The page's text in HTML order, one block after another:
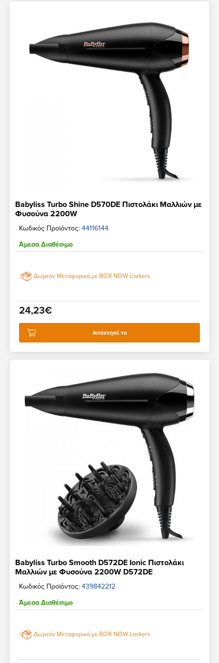
Babyliss Turbo Shine D570DE Πιστολάκι Μαλλιών με
Φυσούνα 2200W
Κωδικός Προϊόντος: 44116144
Άμεσα Διαθέσιμο
Δωρεάν Μεταφορικά με BOX NOW Lockers
24,23€
Απόκτησέ το
Babyliss Turbo Smooth D572DE Ionic Πιστολάκι
Μαλλιών με Φυσούνα 2200W D572DE
Κωδικός Προϊόντος: 439842212
Άμεσα Διαθέσιμο
Δωρεάν Μεταφορικά με BOX NOW Lockers